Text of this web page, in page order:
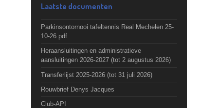
Laatste documenten
Parkinsontornooi tafeltennis Real Mechelen 25-
10-26.pdf
Heraansluitingen en administratieve
aansluitingen 2026-2027 (tot 2 augustus 2026)
Transferlijst 2025-2026 (tot 31 juli 2026)
Rouwbrief Denys Jacques
Club-API